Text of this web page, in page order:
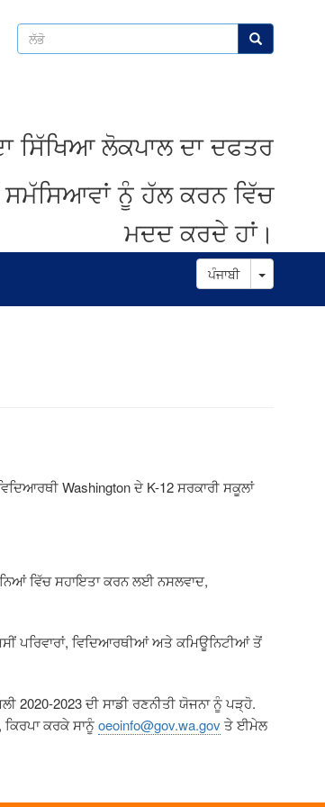
ਲੱਭੋ ਲੱਭੋ
ਸਿੱਖਿਆ ਲੋਕਪਾਲ ਦਾ ਦਫਤਰ
ਸਮੱਸਿਆਵਾਂ ਨੂੰ ਹੱਲ ਕਰਨ ਵਿੱਚ
ਮਦਦ ਕਰਦੇ ਹਾਂ।
ਪੰਜਾਬੀ Toggle
Washingtonਦੇ K-12ਸਰਕਾਰੀ ਸਕੂਲਾਂ
ਵਿੱਚ ਸਹਾਇਤਾ ਕਰਨ ਲਈ ਨਸਲਵਾਦ,
ਪਰਿਵਾਰਾਂ, ਵਿਦਿਆਰਥੀਆਂ ਅਤੇ ਕਮਿਊਨਿਟੀਆਂ ਤੋਂ
2020-2023 ਦੀ ਸਾਡੀ ਰਣਨੀਤੀ ਯੋਜਨਾ ਨੂੰ ਪੜ੍ਹੋ.
ਕਰਕੇ ਸਾਨੂੰoeoinfo@gov.wa.gov ਤੇ ਈਮੇਲ